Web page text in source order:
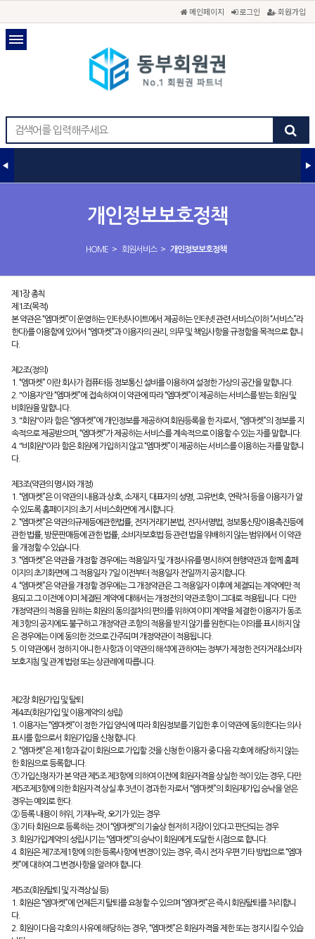
메인페이지 로그인 회원가입
개인정보보호정책
HOME > 회원서비스 > 개인정보보호정책
제1장 총칙
제1조(목적)
본 약관은 “엠마켓”이 운영하는 인터넷사이트에서 제공하는 인터넷 관련 서비스(이하 “서비스”라
한다)를 이용함에 있어서 “엠마켓”과 이용자의 권리, 의무 및 책임사항을 규정함을 목적으로 합니
다.
제2조(정의)
1. “엠마켓” 이란 회사가 컴퓨터등 정보통신 설비를 이용하여 설정한 가상의 공간을 말합니다.
2. "이용자"란 “엠마켓”에 접속하여 이 약관에 따라 “엠마켓”이 제공하는 서비스를 받는 회원 및
비회원을 말합니다.
3. "회원"이라 함은 “엠마켓”에 개인정보를 제공하여 회원등록을 한 자로서, “엠마켓”의 정보를 지
속적으로 제공받으며, “엠마켓”가 제공하는 서비스를 계속적으로 이용할 수 있는 자를 말합니다.
4. "비회원"이라 함은 회원에 가입하지 않고 “엠마켓”이 제공하는 서비스를 이용하는 자를 말합니
다.
제3조(약관의 명시와 개정)
1. “엠마켓”은 이 약관의 내용과 상호, 소재지, 대표자의 성명, 고유번호, 연락처 등을 이용자가 알
수 있도록 홈페이지의 초기 서비스화면에 게시합니다.
2. “엠마켓”은 약관의규제등에관한법률, 전자거래기본법, 전자서명법, 정보통신망이용촉진등에
관한 법률, 방문판매등에 관한 법률, 소비자보호법 등 관련 법을 위배하지 않는 범위에서 이 약관
을 개정할 수 있습니다.
3. “엠마켓”은 약관을 개정할 경우에는 적용일자 및 개정사유를 명시하여 현행약관과 함께 홈페
이지의 초기화면에 그 적용일자 7일 이전부터 적용일자 전일까지 공지합니다.
4. “엠마켓”은 약관을 개정할 경우에는 그 개정약관은 그 적용일자 이후에 체결되는 계약에만 적
용되고 그 이전에 이미 체결된 계약에 대해서는 개정전의 약관조항이 그대로 적용됩니다. 다만
개정약관의 적용을 원하는 회원의 동의절차의 편의를 위하여 이미 계약을 체결한 이용자가 동조
제 3항의 공지에도 불구하고 개정약관 조항의 적용을 받지 않기를 원한다는 이의를 표시하지 않
은 경우에는 이에 동의한 것으로 간주되며 개정약관이 적용됩니다.
5. 이 약관에서 정하지 아니한 사항과 이 약관의 해석에 관하여는 정부가 제정한 전자거래소비자
보호지침 및 관계 법령 또는 상관례에 따릅니다.
제2장 회원가입 및 탈퇴
제4조(회원가입 및 이용계약의 성립)
1. 이용자는 “엠마켓”이 정한 가입 양식에 따라 회원정보를 기입한 후 이 약관에 동의한다는 의사
표시를 함으로서 회원가입을 신청합니다.
2. “엠마켓”은 제1항과 같이 회원으로 가입할 것을 신청한 이용자 중 다음 각호에 해당하지 않는
한 회원으로 등록합니다.
① 가입신청자가 본 약관 제5조 제3항에 의하여 이전에 회원자격을 상실한 적이 있는 경우, 다만
제5조제3항에 의한 회원자격 상실 후 3년이 경과한 자로서 “엠마켓”의 회원재가입 승낙을 얻은
경우는 예외로 한다.
② 등록 내용이 허위, 기재누락, 오기가 있는 경우
③ 기타 회원으로 등록하는 것이 “엠마켓”의 기술상 현저히 지장이 있다고 판단되는 경우
3. 회원가입계약의 성립시기는 “엠마켓”의 승낙이 회원에게 도달한 시점으로 합니다.
4. 회원은 제7조제1항에 의한 등록사항에 변경이 있는 경우, 즉시 전자 우편 기타 방법으로 “엠마
켓”에 대하여 그 변경사항을 알려야 합니다.
제5조(회원탈퇴 및 자격상실 등)
1. 회원은 “엠마켓”에 언제든지 탈퇴를 요청할 수 있으며 “엠마켓”은 즉시 회원탈퇴를 처리합니
다.
2. 회원이 다음 각호의 사유에 해당하는 경우, “엠마켓”은 회원자격을 제한 또는 정지시킬 수 있습